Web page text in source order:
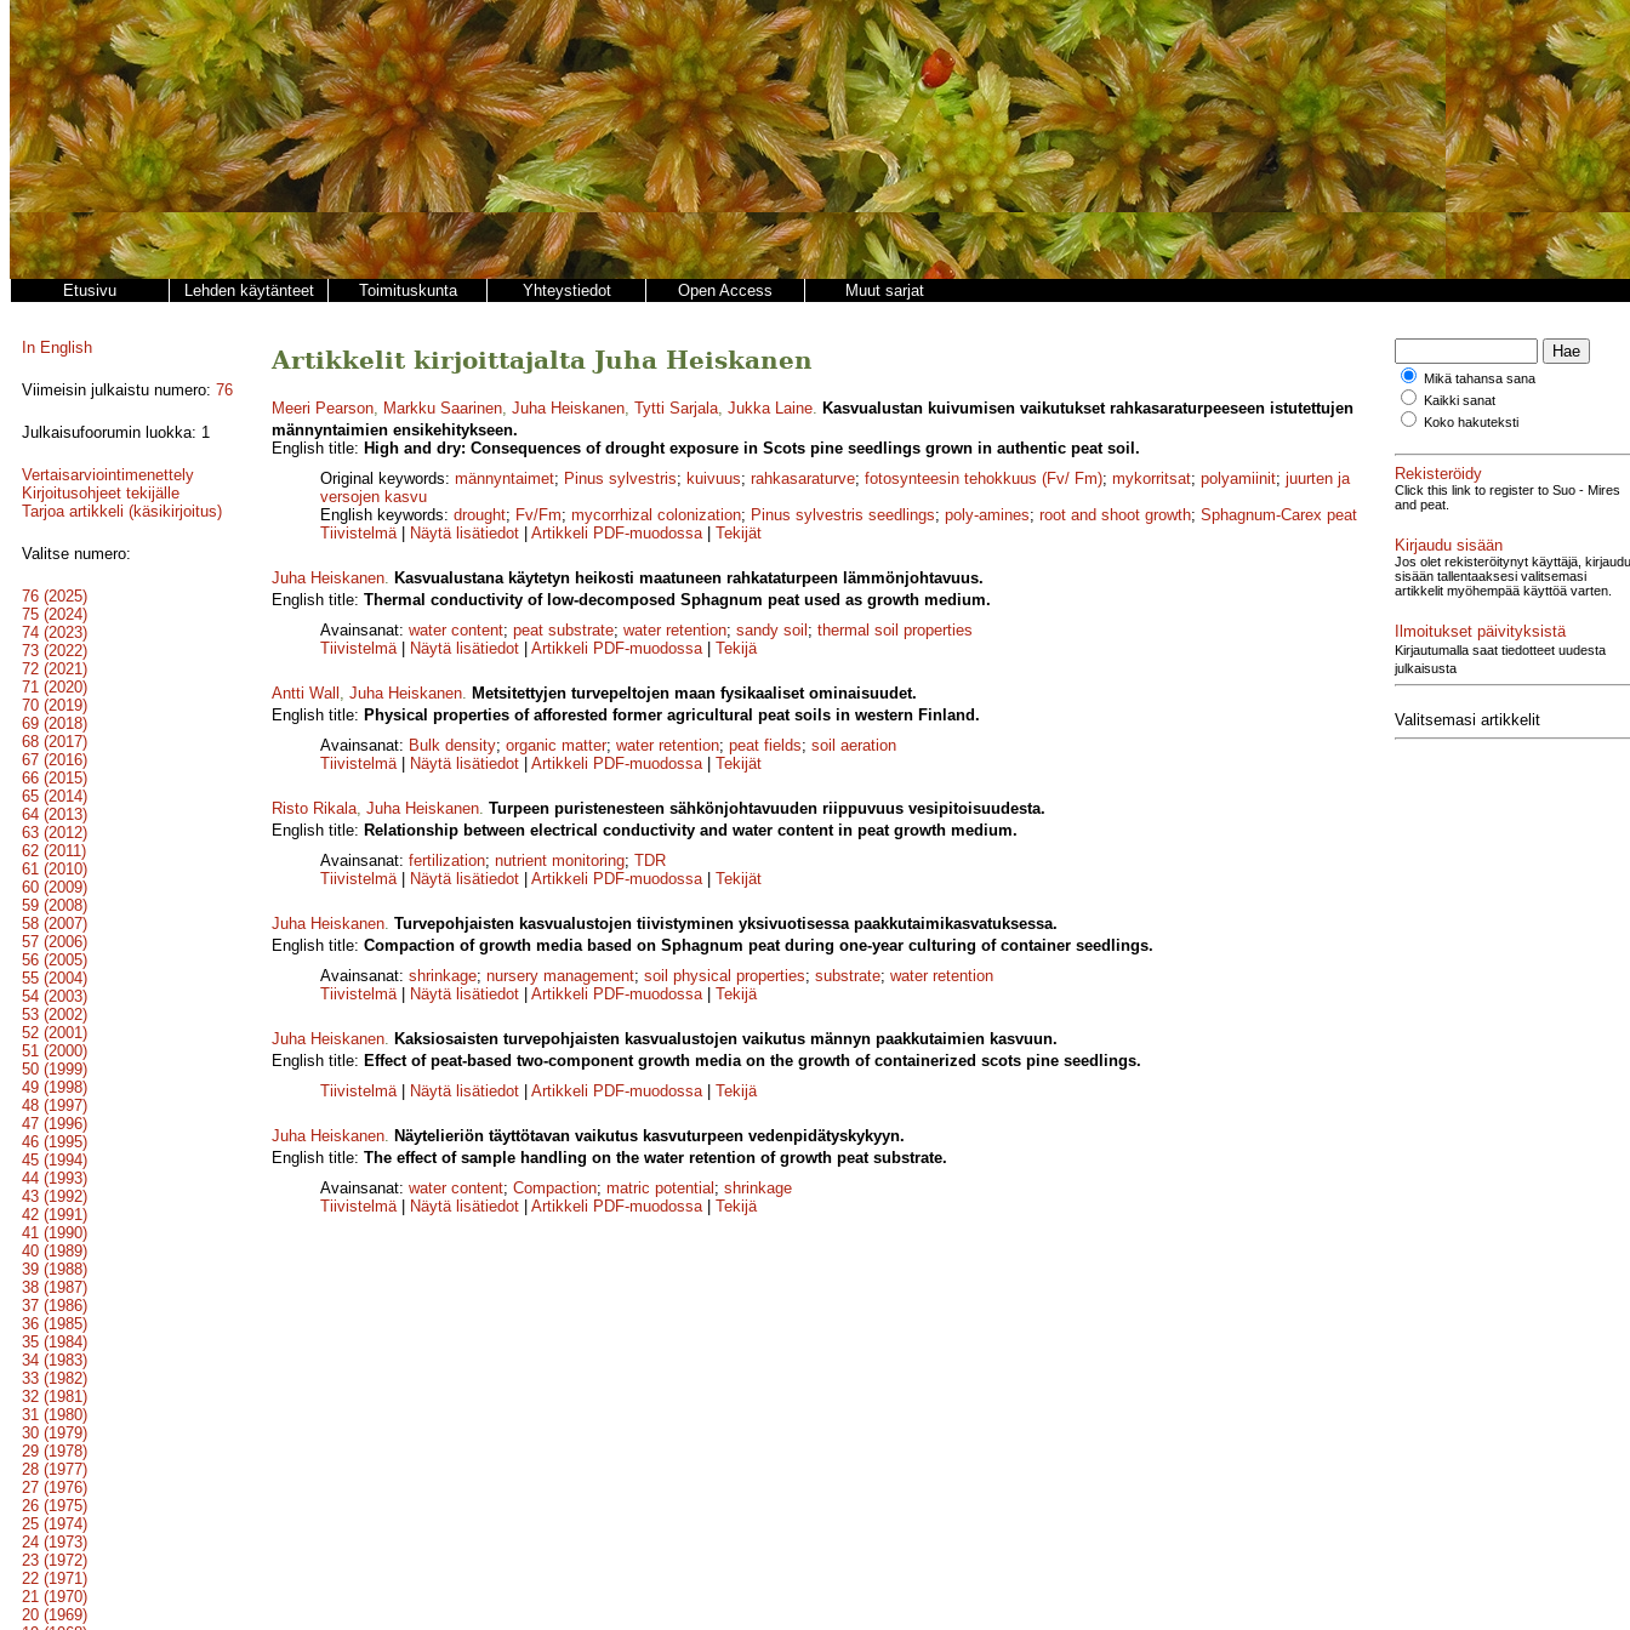
Etusivu Lehden käytänteet Toimituskunta Yhteystiedot Open Access Muut sarjat
In English
Viimeisin julkaistu numero: 76
Julkaisufoorumin luokka: 1
Vertaisarviointimenettely
Kirjoitusohjeet tekijälle
Tarjoa artikkeli (käsikirjoitus)
Valitse numero:
76 (2025)
75 (2024)
74 (2023)
73 (2022)
72 (2021)
71 (2020)
70 (2019)
69 (2018)
68 (2017)
67 (2016)
66 (2015)
65 (2014)
64 (2013)
63 (2012)
62 (2011)
61 (2010)
60 (2009)
59 (2008)
58 (2007)
57 (2006)
56 (2005)
55 (2004)
54 (2003)
53 (2002)
52 (2001)
51 (2000)
50 (1999)
49 (1998)
48 (1997)
47 (1996)
46 (1995)
45 (1994)
44 (1993)
43 (1992)
42 (1991)
41 (1990)
40 (1989)
39 (1988)
38 (1987)
37 (1986)
36 (1985)
35 (1984)
34 (1983)
33 (1982)
32 (1981)
31 (1980)
30 (1979)
29 (1978)
28 (1977)
27 (1976)
26 (1975)
25 (1974)
24 (1973)
23 (1972)
22 (1971)
21 (1970)
20 (1969)
Artikkelit kirjoittajalta Juha Heiskanen
Meeri Pearson, Markku Saarinen, Juha Heiskanen, Tytti Sarjala, Jukka Laine. Kasvualustan kuivumisen vaikutukset rahkasaraturpeeseen istutettujen
männyntaimien ensikehitykseen.
English title: High and dry: Consequences of drought exposure in Scots pine seedlings grown in authentic peat soil.
Original keywords: männyntaimet; Pinus sylvestris; kuivuus; rahkasaraturve; fotosynteesin tehokkuus (Fv/ Fm); mykorritsat; polyamiinit; juurten ja
versojen kasvu
English keywords: drought; Fv/Fm; mycorrhizal colonization; Pinus sylvestris seedlings; poly-amines; root and shoot growth; Sphagnum-Carex peat
Tiivistelmä| Näytä lisätiedot Artikkeli PDF-muodossa| Tekijät
Juha Heiskanen. Kasvualustana käytetyn heikosti maatuneen rahkataturpeen lämmönjohtavuus.
English title: Thermal conductivity of low-decomposed Sphagnum peat used as growth medium.
Avainsanat: water content; peat substrate; water retention; sandy soil ; thermal soil properties
Tiivistelmä| Näytä lisätiedot Artikkeli PDF-muodossa| Tekijä
Antti Wall , Juha Heiskanen. Metsitettyjen turvepeltojen maan fysikaaliset ominaisuudet.
English title: Physical properties of afforested former agricultural peat soils in western Finland.
Avainsanat: Bulk density; organic matter; water retention; peat fields; soil aeration
Tiivistelmä| Näytä lisätiedot Artikkeli PDF-muodossa| Tekijät
Risto Rikala, Juha Heiskanen. Turpeen puristenesteen sähkönjohtavuuden riippuvuus vesipitoisuudesta.
English title: Relationship between electrical conductivity and water content in peat growth medium.
Avainsanat: fertilization; nutrient monitoring; TDR
Tiivistelmä| Näytä lisätiedot Artikkeli PDF-muodossa| Tekijät
Juha Heiskanen. Turvepohjaisten kasvualustojen tiivistyminen yksivuotisessa paakkutaimikasvatuksessa.
English title: Compaction of growth media based on Sphagnum peat during one-year culturing of container seedlings.
Avainsanat: shrinkage; nursery management; soil physical properties; substrate; water retention
Tiivistelmä| Näytä lisätiedot Artikkeli PDF-muodossa| Tekijä
Juha Heiskanen. Kaksiosaisten turvepohjaisten kasvualustojen vaikutus männyn paakkutaimien kasvuun.
English title: Effect of peat-based two-component growth media on the growth of containerized scots pine seedlings.
Tiivistelmä| Näytä lisätiedot Artikkeli PDF-muodossa| Tekijä
Juha Heiskanen. Näytelieriön täyttötavan vaikutus kasvuturpeen vedenpidätyskykyyn.
English title: The effect of sample handling on the water retention of growth peat substrate.
Avainsanat: water content; Compaction; matric potential ; shrinkage
Tiivistelmä| Näytä lisätiedot Artikkeli PDF-muodossa| Tekijä
Mikä tahansa sana
Kaikki sanat
Koko hakuteksti
Rekisteröidy
Click this link to register to Suo - Mires
and peat.
Kirjaudu sisään
Jos olet rekisteröitynyt käyttäjä, kirjaudu
sisään tallentaaksesi valitsemasi
artikkelit myöhempää käyttöä varten.
Ilmoitukset päivityksistä
Kirjautumalla saat tiedotteet uudesta
julkaisusta
Valitsemasi artikkelit